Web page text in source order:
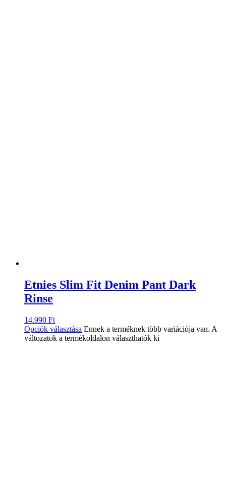
Etnies Slim Fit Denim Pant Dark
Rinse
14.990 Ft
Opciók választása Ennek a terméknek több variációja van. A
változatok a termékoldalon választhatók ki